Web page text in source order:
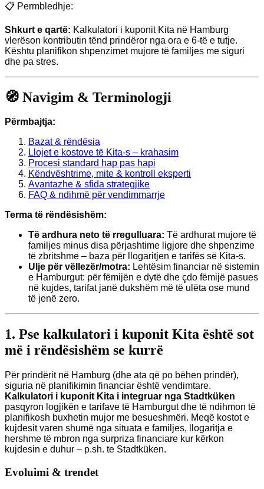
📋 Permbledhje:
Shkurt e qartë: Kalkulatori i kuponit Kita në Hamburg
vlerëson kontributin tënd prindëror nga ora e 6-të e tutje.
Kështu planifikon shpenzimet mujore të familjes me siguri
dhe pa stres.
🧭 Navigim & Terminologji
Përmbajtja:
Bazat & rëndësia
Llojet e kostove të Kita-s – krahasim
Procesi standard hap pas hapi
Këndvështrime, mite & kontroll eksperti
Avantazhe & sfida strategjike
FAQ & ndihmë për vendimmarrje
Terma të rëndësishëm:
Të ardhura neto të rregulluara: Të ardhurat mujore të
familjes minus disa përjashtime ligjore dhe shpenzime
të zbritshme – baza për llogaritjen e tarifës së Kita-s.
Ulje për vëllezër/motra: Lehtësim financiar në sistemin
e Hamburgut: për fëmijën e dytë dhe çdo fëmijë pasues
në kujdes, tarifat janë dukshëm më të ulëta ose mund
të jenë zero.
1. Pse kalkulatori i kuponit Kita është sot
më i rëndësishëm se kurrë
Për prindërit në Hamburg (dhe ata që po bëhen prindër),
siguria në planifikimin financiar është vendimtare.
Kalkulatori i kuponit Kita i integruar nga Stadtküken
pasqyron logjikën e tarifave të Hamburgut dhe të ndihmon të
planifikosh buxhetin mujor me besueshmëri. Meqë kostot e
kujdesit varen shumë nga situata e familjes, llogaritja e
hershme të mbron nga surpriza financiare kur kërkon
kujdesin e duhur – p.sh. te Stadtküken.
Evoluimi & trendet